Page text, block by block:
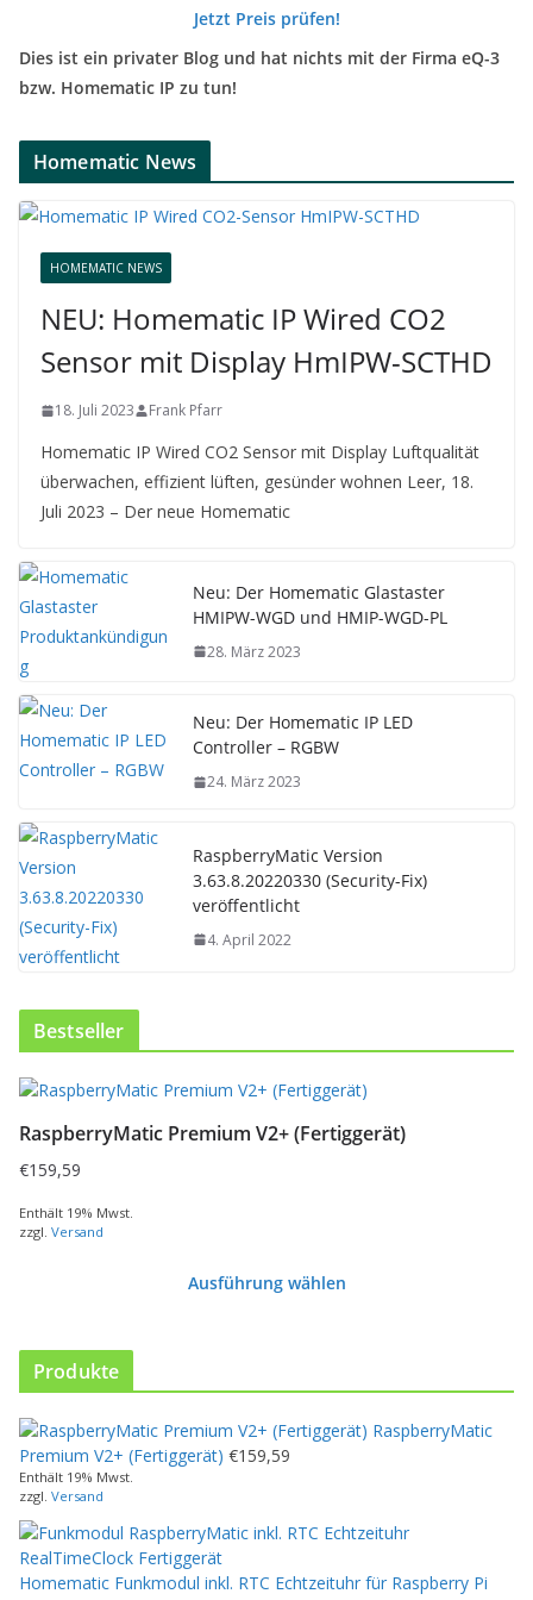
Jetzt Preis prüfen!
Dies ist ein privater Blog und hat nichts mit der Firma eQ-3
bzw. Homematic IP zu tun!
Homematic News
HOMEMATIC NEWS
NEU: Homematic IP Wired CO2
Sensor mit Display HmIPW-SCTHD
18. Juli 2023 Frank Pfarr
Homematic IP Wired CO2 Sensor mit Display Luftqualität
überwachen, effizient lüften, gesünder wohnen Leer, 18.
Juli 2023 – Der neue Homematic
Neu: Der Homematic Glastaster
HMIPW-WGD und HMIP-WGD-PL
28. März 2023
Neu: Der Homematic IP LED
Controller – RGBW
24. März 2023
RaspberryMatic Version
3.63.8.20220330 (Security-Fix)
veröffentlicht
4. April 2022
Bestseller
RaspberryMatic Premium V2+ (Fertiggerät)
€159,59
Enthält 19% Mwst.
zzgl. Versand
Ausführung wählen
s
e
s
P
r
o
d
u
k
Produkte
RaspberryMatic
Premium V2+ (Fertiggerät) €159,59
Enthält 19% Mwst.
zzgl. Versand
Homematic Funkmodul inkl. RTC Echtzeituhr für Raspberry Pi